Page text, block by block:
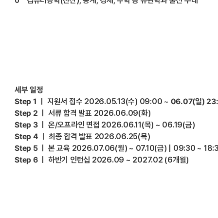
세부 일정
Step 1 ㅣ 지원서 접수 2026.05.13(수) 09:00 ~ 06.07(일)
Step 2 ㅣ 서류 합격 발표 2026.06.09(화)
Step 3ㅣ 온/오프라인 면접 2026.06.11(목) ~ 06.19(금)
Step 4 ㅣ 최종 합격 발표 2026.06.25(목)
Step 5ㅣ 본 교육 2026.07.06(월) ~ 07.10(금) | 09:30 ~
Step 6ㅣ 하반기 인턴십 2026.09 ~ 2027.02 (6개월)